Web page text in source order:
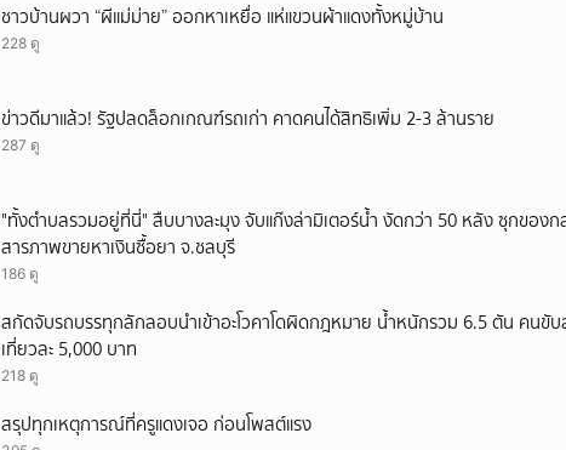
ชาวบ้านผวา “ผีแม่ม่าย” ออกหาเหยื่อ แห่แขวนผ้าแดงทั้งหมู่บ้าน
228 ดู
ข่าวดีมาแล้ว! รัฐปลดล็อกเกณฑ์รถเก่า คาดคนได้สิทธิเพิ่ม 2-3 ล้านราย
287 ดู
"ทั้งตำบลรวมอยู่ที่นี่" สืบบางละมุง จับแก๊งล่ามิเตอร์น้ำ งัดกว่า 50 หลัง ซุกของก
สารภาพขายหาเงินซื้อยา จ.ชลบุรี
186 ดู
สกัดจับรถบรรทุกลักลอบนำเข้าอะโวคาโดผิดกฎหมาย น้ำหนักรวม 6.5 ตัน คนขั
เที่ยวละ 5,000 บาท
218 ดู
สรุปทุกเหตุการณ์ที่ครูแดงเจอ ก่อนโพสต์แรง